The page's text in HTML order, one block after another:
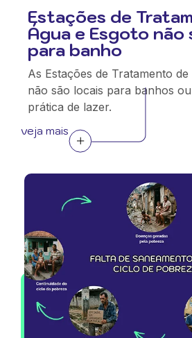
Estações de
Água e Esgoto não
para banho
As Estações de Tratamento
não são locais para banhos
prática de lazer.
veja mais